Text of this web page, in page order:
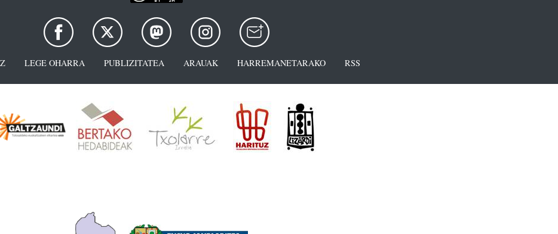
LEGE OHARRA PUBLIZITATEA ARAUAK HARREMANETARAKO RSS